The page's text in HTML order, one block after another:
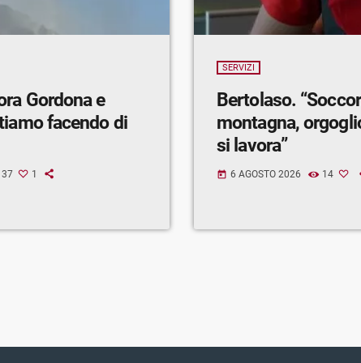
Gordona e
facendo di
37 1
SERVIZI
Bertolaso.
montagna,
si lavora”
today 6 AGOSTO 2026 14